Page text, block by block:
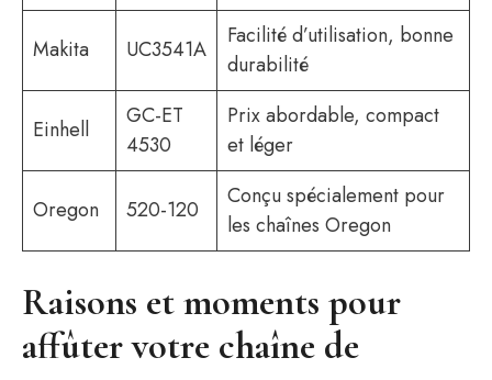
Makita UC3541A
Facilité d’utilisation, bonne
durabilité
Einhell
GC-ET
4530
Prix abordable, compact
et léger
Oregon 520-120
Conçu spécialement pour
les chaînes Oregon
Raisons et moments pour
affûter votre chaîne de